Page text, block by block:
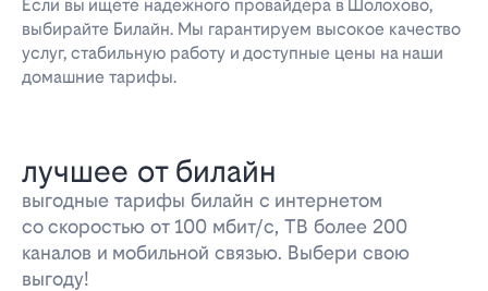
Если вы ищете надежного провайдера в Шолохово,
выбирайте Билайн. Мы гарантируем высокое качество
услуг, стабильную работу и доступные цены на наши
домашние тарифы.
лучшее от билайн
выгодные тарифы билайн с интернетом
со скоростью от 100 мбит/с, ТВ более 200
каналов и мобильной связью. Выбери свою
выгоду!